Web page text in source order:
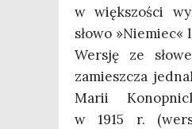
w więk­szo­ści
sło­wo »Nie­miec«
Wer­sję ze
zamiesz­cza
Marii
w 1915 r.